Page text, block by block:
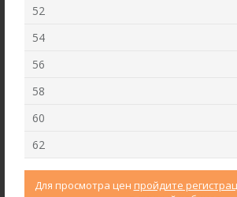
Жаккард
52
54
56
58
60
62
Для просмотра цен пройдите